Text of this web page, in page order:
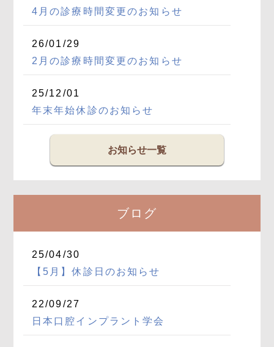
4月の診療時間変更のお知らせ
26/01/29
2月の診療時間変更のお知らせ
25/12/01
年末年始休診のお知らせ
お知らせ一覧
ブログ
25/04/30
【5月】休診日のお知らせ
22/09/27
日本口腔インプラント学会